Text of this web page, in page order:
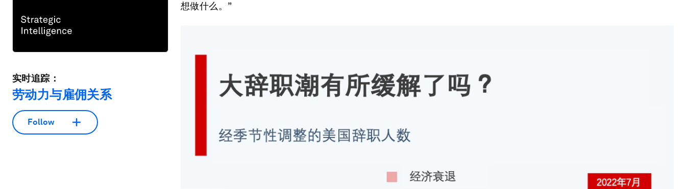
实时追踪：
劳动力与雇佣关系
Follow
想做什么。”